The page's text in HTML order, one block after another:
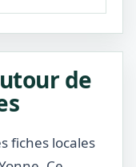
de
fiches locales